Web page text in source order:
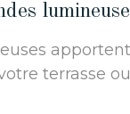
terrasse